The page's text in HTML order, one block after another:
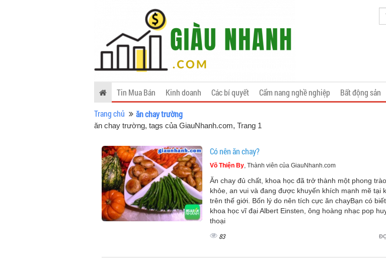
Tin Mua Bán Kinh doanh Các bí quyết Cẩm nang nghề nghiệp Bất động sản
Trang chủ
ăn chay trường
ăn chay trường, tags của GiauNhanh.com, Trang 1
Có nên ăn chay?
Võ Thiện By, Thành viên của GiauNhanh.com
Ăn chay đủ chất, khoa học đã trở thành một phong
khỏe, an vui và đang được khuyến khích mạnh mẽ tại
trên thế giới. Bốn lý do nên tích cực ăn chayBạn có
khoa học vĩ đại Albert Einsten, ông hoàng nhạc pop
thoại
83